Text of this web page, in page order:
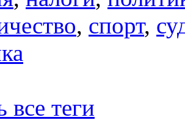
, спорт,
все теги